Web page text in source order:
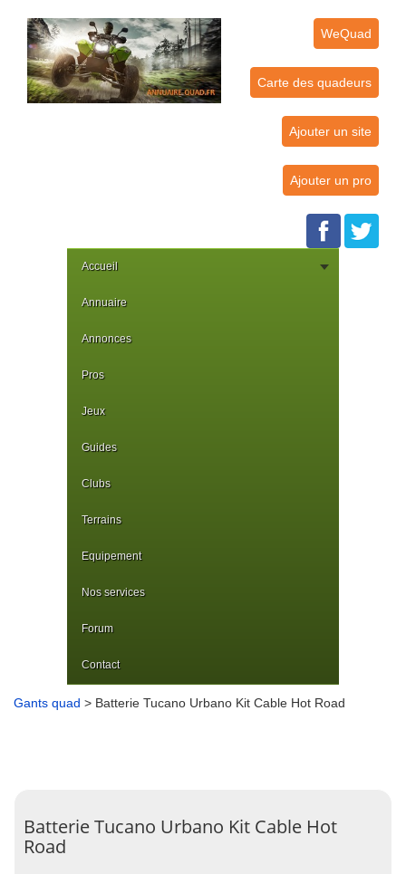
WeQuad
Carte des quadeurs
Ajouter un site
Ajouter un pro
Accueil
Annuaire
Annonces
Pros
Jeux
Guides
Clubs
Terrains
Equipement
Nos services
Forum
Contact
Gants quad > Batterie Tucano Urbano Kit Cable Hot Road
Batterie Tucano Urbano Kit Cable Hot
Road